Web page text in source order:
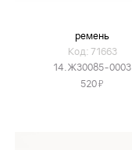
ремень
Код: 71663
14.Ж30085-0003
520Я